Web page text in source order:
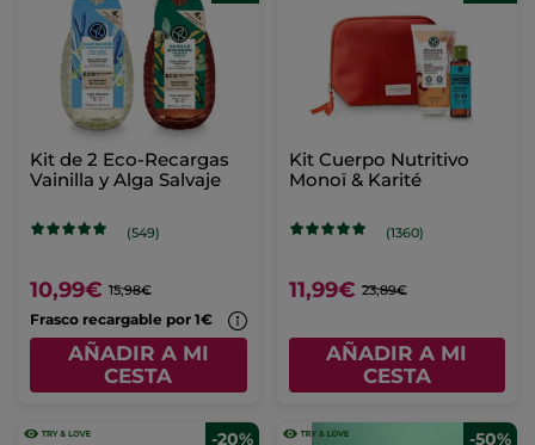
Kit de 2 Eco-Recargas
Vainilla y Alga Salvaje
(549)
10,99€ 15,98€
Frasco recargable por 1€
AÑADIR A MI
CESTA
Kit Cuerpo Nutritivo
Monoï & Karité
(1360)
11,99€ 23,89€
AÑADIR A MI
CESTA
-20% -50%